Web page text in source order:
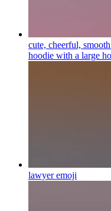
cute, cheerful,
hoodie with a large
lawyeremoji